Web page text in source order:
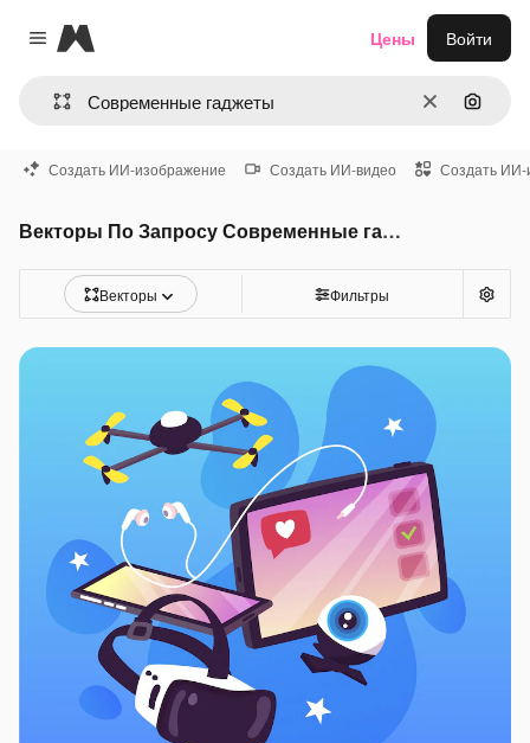
Close menu
Magnific
ОчиститьПоиск
Цены Войти
Создать ИИ-изображение Создать ИИ-видео Создать ИИ-
Векторы По Запросу Современные гаджеты
Векторы Фильтры